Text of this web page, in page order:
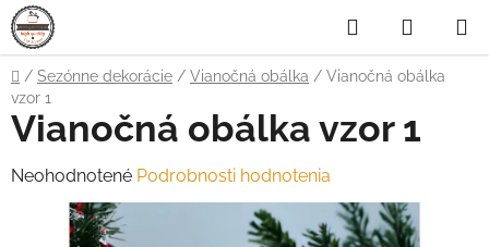
Prejsť
na
obsah
Hľadať
KOŠÍK
Domov
/ Sezónne dekorácie / Vianočná obálka / Vianočná obálka
vzor 1
Vianočná obálka vzor 1
Priemerné
hodnotenie
produktu
Neohodnotené Podrobnosti hodnotenia